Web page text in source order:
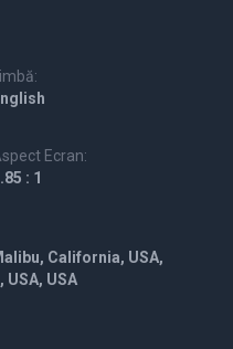
Limbă:
Ecran:
: 1
California, USA,
USA